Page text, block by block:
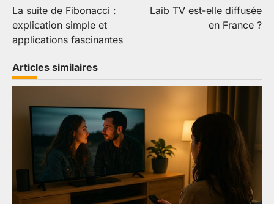
de
l’article
La suite de Fibonacci :
explication simple et
applications fascinantes
Laib TV est-elle diffusée
en France ?
Articles similaires